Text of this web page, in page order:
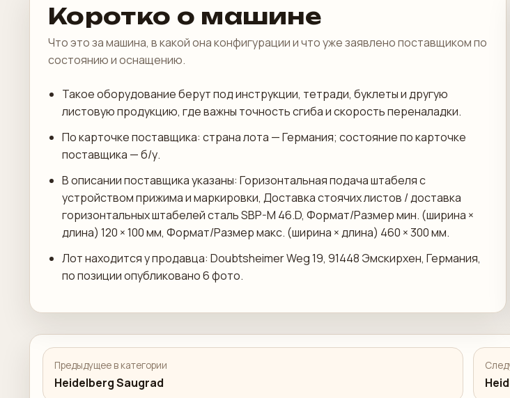
Коротко о машине
Что это за машина, в какой она конфигурации и что уже заявлено поставщиком по
состоянию и оснащению.
Такое оборудование берут под инструкции, тетради, буклеты и другую
листовую продукцию, где важны точность сгиба и скорость переналадки.
По карточке поставщика: страна лота — Германия; состояние по карточке
поставщика — б/у.
В описании поставщика указаны: Горизонтальная подача штабеля с
устройством прижима и маркировки, Доставка стоячих листов / доставка
горизонтальных штабелей сталь SBP-M 46.D, Формат/Размер мин. (ширина ×
длина) 120 × 100 мм, Формат/Размер макс. (ширина × длина) 460 × 300 мм.
Лот находится у продавца: Doubtsheimer Weg 19, 91448 Эмскирхен, Германия,
по позиции опубликовано 6 фото.
Предыдущее в категории
Heidelberg Saugrad